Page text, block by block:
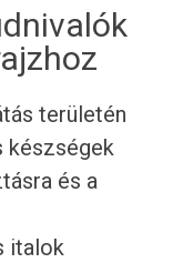
területén
készségek
és a
italok